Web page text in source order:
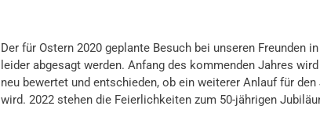
Der für Ostern 2020 geplante Besuch bei unseren Freunden
leider abgesagt werden. Anfang des kommenden Jahres
neu bewertet und entschieden, ob ein weiterer Anlauf für
wird. 2022 stehen die Feierlichkeiten zum 50-jährigen